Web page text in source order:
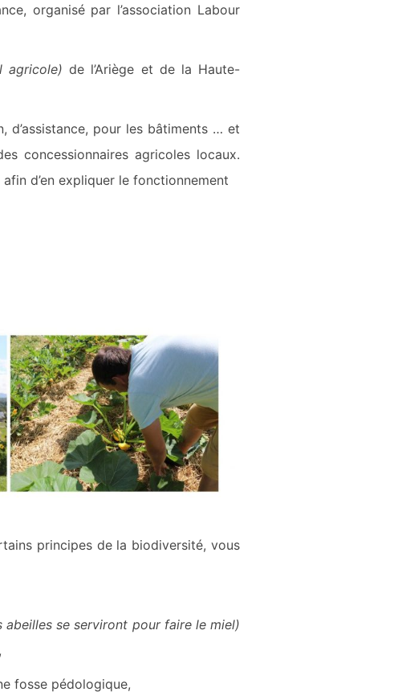
organisé par l’association Labour
agricole) de l’Ariège et de la Haute-
d’assistance, pour les bâtiments … et
concessionnaires agricoles locaux.
d’en expliquer le fonctionnement
principes de la biodiversité, vous
se serviront pour faire le miel)
fosse pédologique,